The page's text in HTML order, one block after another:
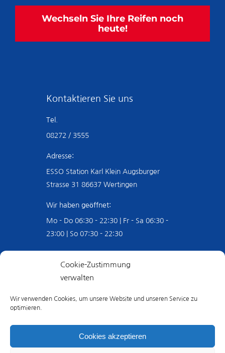
Cookie-Zustimmung
verwalten
Wir verwenden Cookies, um unsere Website und unseren Service zu
optimieren.
Cookies akzeptieren
Wechseln Sie Ihre Reifen noch
heute!
Kontaktieren Sie uns
Tel.
08272 / 3555
Adresse:
ESSO Station Karl Klein Augsburger
Strasse 31 86637 Wertingen
Wir haben geöffnet:
Mo - Do 06:30 - 22:30 | Fr - Sa 06:30 -
23:00 | So 07:30 - 22:30
Mit Leidenschaft seit über 45
Jahren
Seit über 45 Jahren legen wir viel Wert
können Sie sich auf ein tolles Wasch-,
Tank- und Reifenerlebnis freuen.